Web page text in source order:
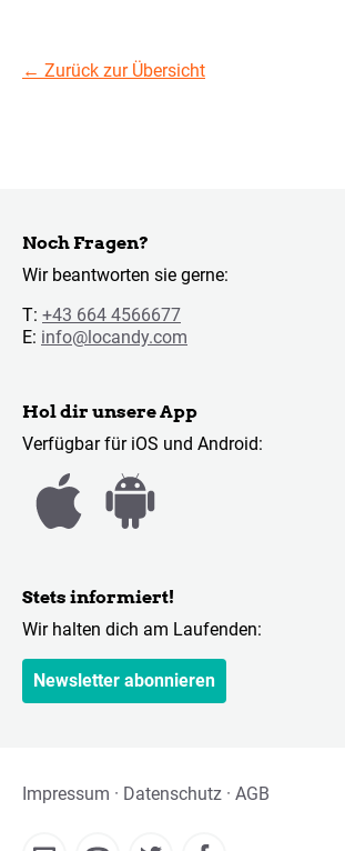
← Zurück zur Übersicht
Noch Fragen?
Wir beantworten sie gerne:
T: +43 664 4566677
E: info@locandy.com
Hol dir unsere App
Verfügbar für iOS und Android:
Stets informiert!
Wir halten dich am Laufenden:
Newsletter abonnieren
Impressum Datenschutz AGB